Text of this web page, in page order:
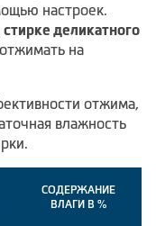
настроек.
стирке деликатного
на
отжима,
влажность
СОДЕРЖАНИЕ
ВЛАГИ В %